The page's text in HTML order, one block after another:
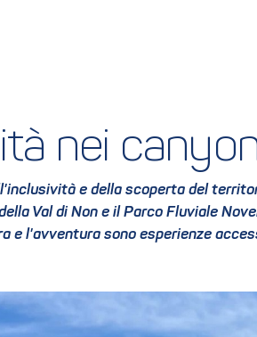
nei
e della scoperta del
Val di Non e il Parco Fluviale
e l'avventura sono esperienze